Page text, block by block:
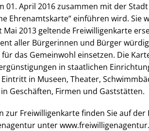
01. April 2016 zusammen mit der
Ehrenamtskarte“ einführen wird. Sie
Mai 2013 geltende Freiwilligenkarte
aller Bürgerinnen und Bürger
das Gemeinwohl einsetzen. Die
in staatlichen
in Museen, Theater,
Geschäften, Firmen und Gaststätten.
zur Freiwilligenkarte finden Sie auf der
unter